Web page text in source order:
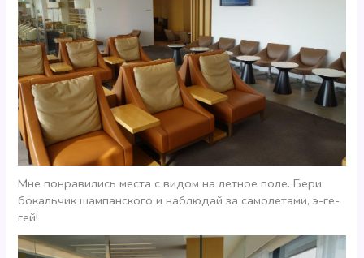
Мне понравились места с видом на летное поле. Бери
бокальчик шампанского и наблюдай за самолетами, э-ге-
гей!